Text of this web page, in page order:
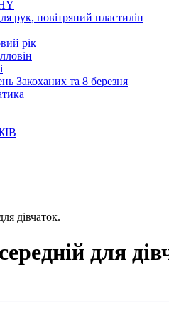
рук, повітряний пластилін
рік
Закоханих та 8 березня
дівчаток.
для